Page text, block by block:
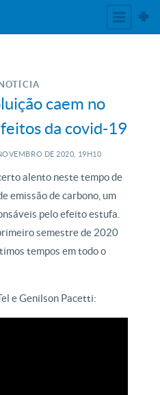
caem no
da covid-19
DE 2020, 19H10
alento neste tempo de
emissão de carbono, um
pelo efeito estufa.
semestre de 2020
tempos em todo o
e Genilson Pacetti: